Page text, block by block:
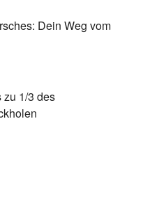
Dein Weg vom
zu 1/3 des